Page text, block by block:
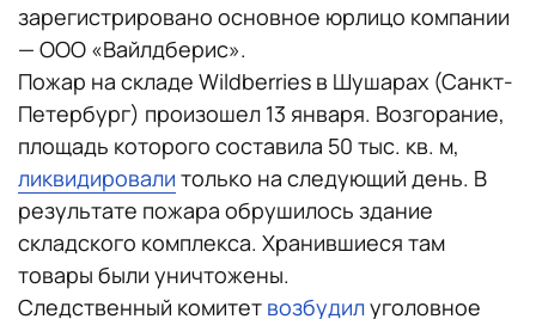
зарегистрировано основное юрлицо компании
— ООО «Вайлдберис».
Пожар на складе Wildberries в Шушарах (Санкт-
Петербург) произошел 13 января. Возгорание,
площадь которого составила 50 тыс. кв. м,
ликвидировали только на следующий день. В
результате пожара обрушилось здание
складского комплекса. Хранившиеся там
товары были уничтожены.
Следственный комитет возбудилуголовное